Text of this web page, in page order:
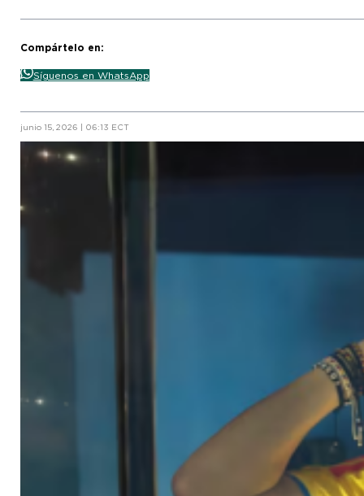
Compártelo en:
Síguenos en WhatsApp
junio 15, 2026 | 06:13 ECT